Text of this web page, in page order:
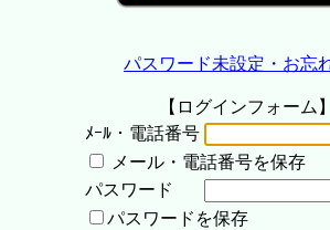
パスワード未設定・お忘
【ログインフォーム】
ﾒｰﾙ・電話番号
メール・電話番号を保存
パスワード
パスワードを保存